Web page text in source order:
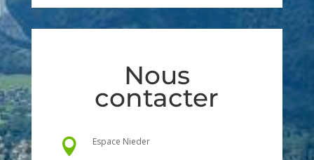
Nous
contacter
 Espace Nieder